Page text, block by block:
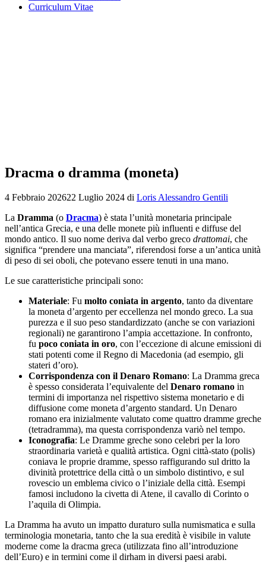
Curriculum Vitae
Dracma o dramma (moneta)
4 Febbraio 202622 Luglio 2024 di Loris Alessandro Gentili
La Dramma (o Dracma) è stata l’unità monetaria principale
nell’antica Grecia, e una delle monete più influenti e diffuse del
mondo antico. Il suo nome deriva dal verbo greco drattomai, che
significa “prendere una manciata”, riferendosi forse a un’antica unità
di peso di sei oboli, che potevano essere tenuti in una mano.
Le sue caratteristiche principali sono:
Materiale: Fu molto coniata in argento, tanto da diventare
la moneta d’argento per eccellenza nel mondo greco. La sua
purezza e il suo peso standardizzato (anche se con variazioni
regionali) ne garantirono l’ampia accettazione. In confronto,
fu poco coniata in oro, con l’eccezione di alcune emissioni di
stati potenti come il Regno di Macedonia (ad esempio, gli
stateri d’oro).
Corrispondenza con il Denaro Romano: La Dramma greca
è spesso considerata l’equivalente del Denaro romano in
termini di importanza nel rispettivo sistema monetario e di
diffusione come moneta d’argento standard. Un Denaro
romano era inizialmente valutato come quattro dramme greche
(tetradramma), ma questa corrispondenza variò nel tempo.
Iconografia: Le Dramme greche sono celebri per la loro
straordinaria varietà e qualità artistica. Ogni città-stato (polis)
coniava le proprie dramme, spesso raffigurando sul dritto la
divinità protettrice della città o un simbolo distintivo, e sul
rovescio un emblema civico o l’iniziale della città. Esempi
famosi includono la civetta di Atene, il cavallo di Corinto o
l’aquila di Olimpia.
La Dramma ha avuto un impatto duraturo sulla numismatica e sulla
terminologia monetaria, tanto che la sua eredità è visibile in valute
moderne come la dracma greca (utilizzata fino all’introduzione
dell’Euro) e in termini come il dirham in diversi paesi arabi.